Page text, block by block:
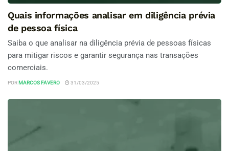
Quais informações analisar em diligência prévia
de pessoa física
Saiba o que analisar na diligência prévia de pessoas físicas
para mitigar riscos e garantir segurança nas transações
comerciais.
POR MARCOS FAVERO 31/03/2025